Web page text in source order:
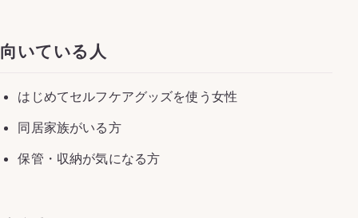
向いている人
はじめてセルフケアグッズを使う女性
同居家族がいる方
保管・収納が気になる方